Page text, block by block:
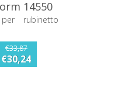
14550
rubinetto
€33,87
€30,24